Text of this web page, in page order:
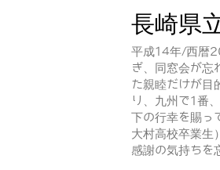
長崎県
平成14年/西暦
ぎ、同窓会が忘
た親睦だけが目
り、九州で1番
下の行幸を賜っ
大村高校卒業生
感謝の気持ちを